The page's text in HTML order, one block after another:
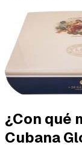
¿Con qué
Cubana